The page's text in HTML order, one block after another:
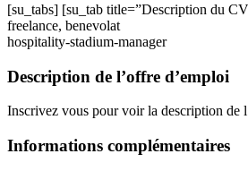
[su_tabs] [su_tab title=”Description du
freelance, benevolat
hospitality-stadium-manager
Description de l’offre d’emploi
Inscrivez vous pour voir la description de
Informations complémentaires